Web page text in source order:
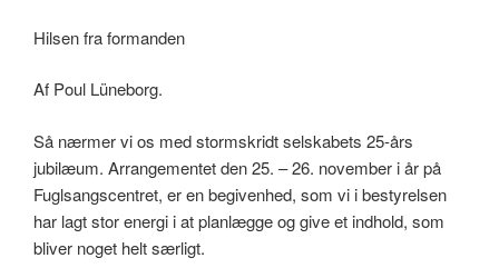
Hilsen fra formanden
Af Poul Lüneborg.
Så nærmer vi os med stormskridt selskabets 25-års
jubilæum. Arrangementet den 25. – 26. november i år på
Fuglsangscentret, er en begivenhed, som vi i bestyrelsen
har lagt stor energi i at planlægge og give et indhold, som
bliver noget helt særligt.